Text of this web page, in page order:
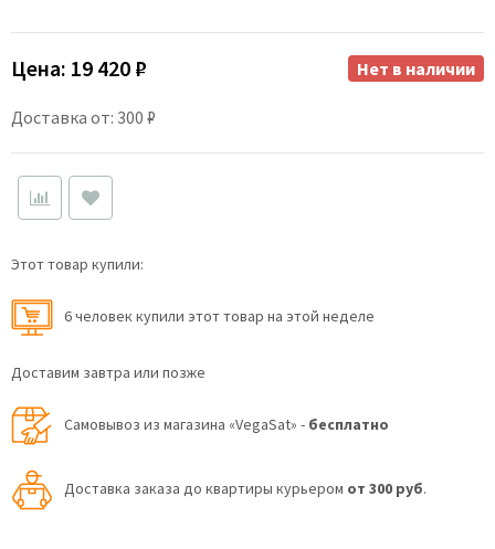
Цена: 19 420 ₽
Доставка от: 300 ₽
Нет в наличии
Этот товар купили:
6 человек купили этот товар на этой неделе
Доставим завтра или позже
Самовывоз из магазина «VegaSat» - бесплатно
Доставка заказа до квартиры курьером от 300 руб.